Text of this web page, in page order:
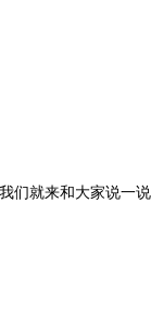
们就来和大家说一说